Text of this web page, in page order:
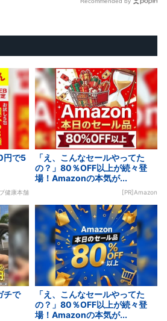
円で5
健康本舗
「え、こんなセールやってた
の？」80％OFF以上が続々登
場！Amazonの本気が...
[PR]Amazon
チで
「え、こんなセールやってた
の？」80％OFF以上が続々登
場！Amazonの本気が...